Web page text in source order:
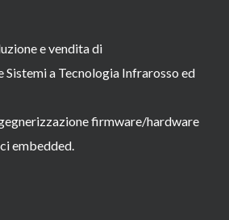
e vendita di
a Tecnologia Infrarosso ed
firmware/hardware
embedded.